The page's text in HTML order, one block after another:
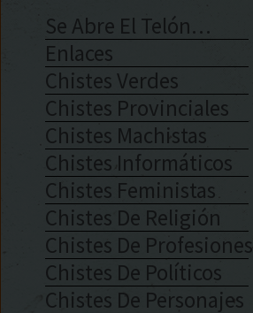
Se Abre El Telón…
Enlaces
Chistes Verdes
Chistes Provinciales
Chistes Machistas
Chistes Informáticos
Chistes Feministas
Chistes De Religión
Chistes De Profesiones
Chistes De Políticos
Chistes De Personajes